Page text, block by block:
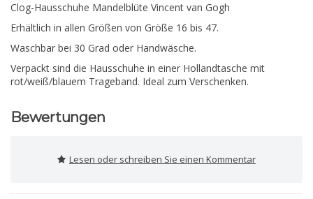
Clog-Hausschuhe Mandelblüte Vincent van Gogh
Erhältlich in allen Größen von Größe 16 bis 47.
Waschbar bei 30 Grad oder Handwäsche.
Verpackt sind die Hausschuhe in einer Hollandtasche mit
rot/weiß/blauem Trageband. Ideal zum Verschenken.
Bewertungen
Lesen oder schreiben Sie einen Kommentar